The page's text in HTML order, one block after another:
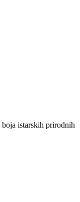
boja istarskih prirodnih